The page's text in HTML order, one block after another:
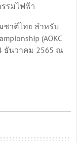
รมไฟฟ้า
ชาติไทย สำหรับ
(AOKC
ธันวาคม 2565 ณ